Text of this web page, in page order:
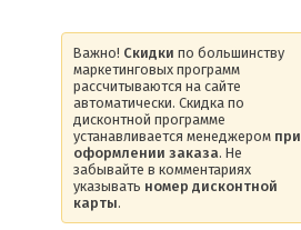
Важно! Скидки по большинству
маркетинговых программ
рассчитываются на сайте
автоматически. Скидка по
дисконтной программе
устанавливается менеджером при
оформлении заказа. Не
забывайте в комментариях
указывать номер дисконтной
карты.